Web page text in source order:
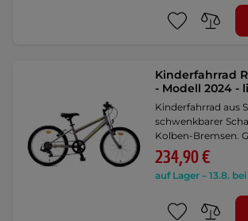
Kinderfahrrad
- Modell 2024 -
Kinderfahrrad aus
schwenkbarer
Kolben-Bremsen.
234,90 €
auf Lager – 13.8.